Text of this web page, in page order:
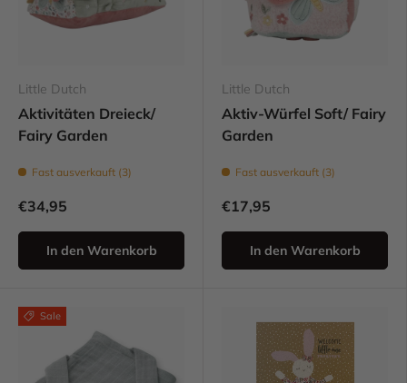
Little Dutch
Aktivitäten Dreieck/
Fairy Garden
Fast ausverkauft (3)
€34,95
In den Warenkorb
Little Dutch
Aktiv-Würfel Soft/ Fairy
Garden
Fast ausverkauft (3)
€17,95
In den Warenkorb
Sale